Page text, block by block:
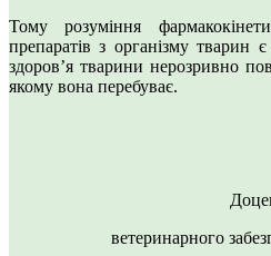
Тому розуміння
препаратів з організму
здоров’я тварини нерозривно
якому вона перебуває.
ветеринарного